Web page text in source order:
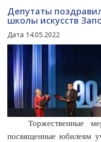
Депутаты
школы искусств
Дата 14.05.2022
Торжественные
посвященные юбилеям